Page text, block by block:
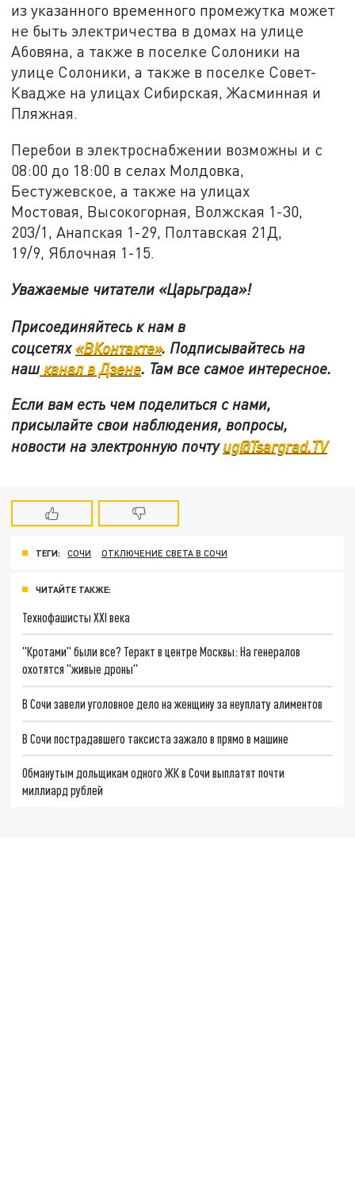
из указанного временного промежутка может
не быть электричества в домах на улице
Абовяна, а также в поселке Солоники на
улице Солоники, а также в поселке Совет-
Квадже на улицах Сибирская, Жасминная и
Пляжная.
Перебои в электроснабжении возможны и с
08:00 до 18:00 в селах Молдовка,
Бестужевское, а также на улицах
Мостовая, Высокогорная, Волжская 1-30,
203/1, Анапская 1-29, Полтавская 21Д,
19/9, Яблочная 1-15.
Уважаемые читатели «Царьграда»!
Присоединяйтесь к нам в
соцсетях«ВКонтакте». Подписывайтесь на
нашканал в Дзене. Там все самое интересное.
Если вам есть чем поделиться с нами,
присылайте свои наблюдения, вопросы,
новости на электронную почтуug@Tsargrad.TV
ТЕГИ: СОЧИ ОТКЛЮЧЕНИЕ СВЕТА В СОЧИ
ЧИТАЙТЕ ТАКЖЕ:
Технофашисты XXI века
"Кротами" были все? Теракт в центре Москвы: На генералов
охотятся "живые дроны"
В Сочи завели уголовное дело на женщину за неуплату алиментов
В Сочи пострадавшего таксиста зажало в прямо в машине
Обманутым дольщикам одного ЖК в Сочи выплатят почти
миллиард рублей